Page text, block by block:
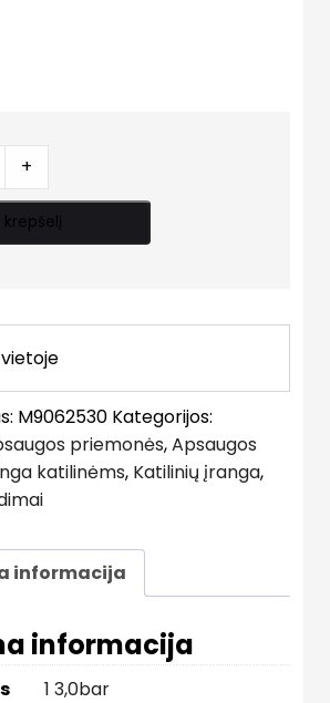
+
krepšelį
M9062530 Kategorijos:
priemonės,Apsaugos
katilinėms, Katilinių įranga,
informacija
informacija
1 3,0bar